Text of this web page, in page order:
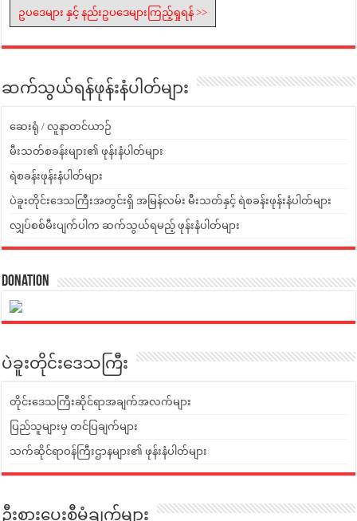
ဥပဒေများ နှင့် နည်းဥပဒေများကြည့်ရှုရန် >>
ဆက်သွယ်ရန်ဖုန်းနံပါတ်များ
ဆေးရုံ / လူနာတင်ယာဉ်
မီးသတ်စခန်းများ၏ ဖုန်းနံပါတ်များ
ရဲစခန်းဖုန်းနံပါတ်များ
ပဲခူးတိုင်းဒေသကြီးအတွင်းရှိ အမြန်လမ်း မီးသတ်နှင့် ရဲစခန်းဖုန်းနံပါတ်များ
လျှပ်စစ်မီးပျက်ပါက ဆက်သွယ်ရမည့် ဖုန်းနံပါတ်များ
Donation
ပဲခူးတိုင်းဒေသကြီး
တိုင်းဒေသကြီးဆိုင်ရာအချက်အလက်များ
ပြည်သူများမှ တင်ပြချက်များ
သက်ဆိုင်ရာဝန်ကြီးဌာနများ၏ ဖုန်းနံပါတ်များ
ဦးစားပေးစီမံချက်များ